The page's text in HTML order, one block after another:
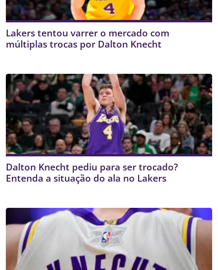
Lakers tentou varrer o mercado com
múltiplas trocas por Dalton Knecht
Dalton Knecht pediu para ser trocado?
Entenda a situação do ala no Lakers